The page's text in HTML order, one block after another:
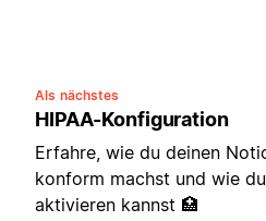
Als nächstes
HIPAA-Konfiguration
Erfahre, wie du deinen
konform machst und wie
aktivieren kannst 🏥